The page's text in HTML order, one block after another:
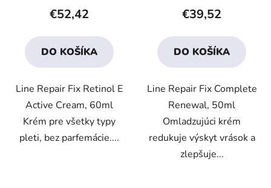
produktu
je
3,4
z
hviezdičiek.
€52,42
DO KOŠÍKA
Line Repair Fix Retinol E
Active Cream, 60ml
Krém pre všetky typy
pleti, bez parfemácie....
produktu
je
3,3
z
hviezdičiek.
€39,52
DO KOŠÍKA
Line Repair Fix Complete
Renewal, 50ml
Omladzujúci krém
redukuje výskyt vrások a
zlepšuje...